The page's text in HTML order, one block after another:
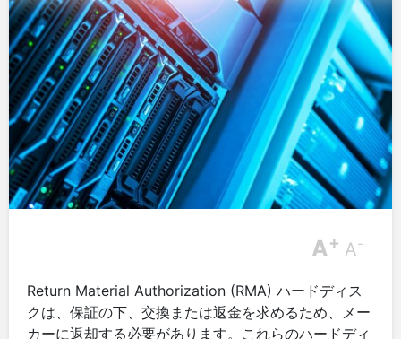
A+ A-
Return Material Authorization (RMA) ハードディス
クは、保証の下、交換または返金を求めるため、メー
カーに返却する必要があります。これらのハードディ